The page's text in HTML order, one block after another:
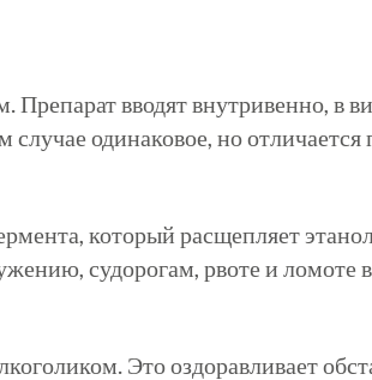
Препарат вводят внутривенно, в
одинаковое, но отличается
который расщепляет
судорогам, рвоте и ломоте
Это оздоравливает